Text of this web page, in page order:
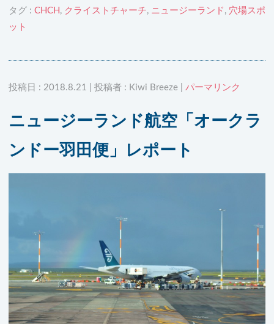
タグ : CHCH , クライストチャーチ, ニュージーランド , 穴場スポ
ット
投稿日 : 2018.8.21 | 投稿者 : Kiwi Breeze | パーマリンク
ニュージーランド航空「オークラ
ンドー羽田便」レポート